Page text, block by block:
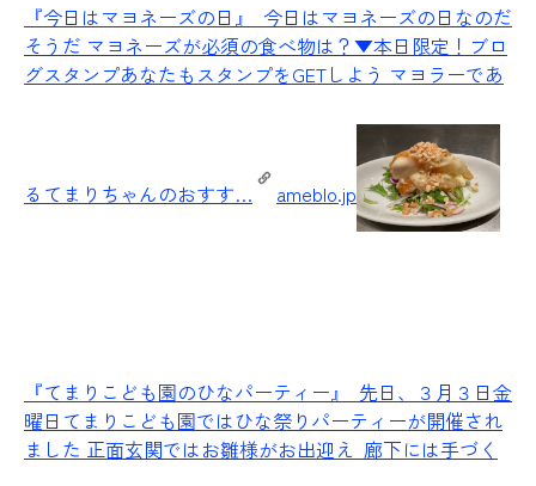
『今日はマヨネーズの日』
今日はマヨネーズの日なのだ
そうだ マヨネーズが必須の食べ物は？▼本日限定！ブロ
グスタンプあなたもスタンプをGETしよう マヨラーであ
るてまりちゃんのおすす… ameblo.jp
『てまりこども園のひなパーティー』
先日、３月３日金
曜日てまりこども園ではひな祭りパーティーが開催され
ました 正面玄関ではお雛様がお出迎え 廊下には手づく